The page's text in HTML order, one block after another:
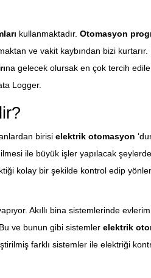
kullanmaktadır. Otomasyon
ve vakit kaybından bizi
na gelecek olursak en çok tercih
Logger.
birisi elektrik otomasyon
ile büyük işler yapılacak
kolay bir şekilde kontrol edip
Akıllı bina sistemlerinde
ve bunun gibi sistemler elektrik
farklı sistemler ile elektriği